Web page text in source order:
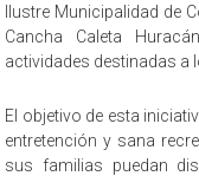
Ilustre Municipalidad de
Cancha Caleta
actividades destinadas a
El objetivo de esta
entretención y sana
sus familias puedan